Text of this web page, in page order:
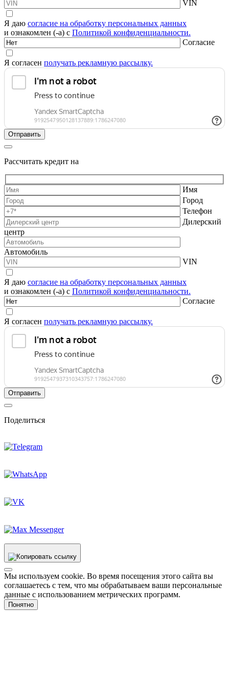
VIN
Я даю согласие на обработку персональных данных
и ознакомлен (-а) с Политикой конфиденциальности.
Согласие
Я согласен получать рекламную рассылку.
Рассчитать кредит на
Имя
Город
Телефон
Дилерский
центр
Автомобиль
VIN
Я даю согласие на обработку персональных данных
и ознакомлен (-а) с Политикой конфиденциальности.
Согласие
Я согласен получать рекламную рассылку.
Поделиться
Мы используем cookie. Во время посещения этого сайта вы
соглашаетесь с тем, что мы обрабатываем ваши персональные
данные с использованием метрических программ.
Понятно